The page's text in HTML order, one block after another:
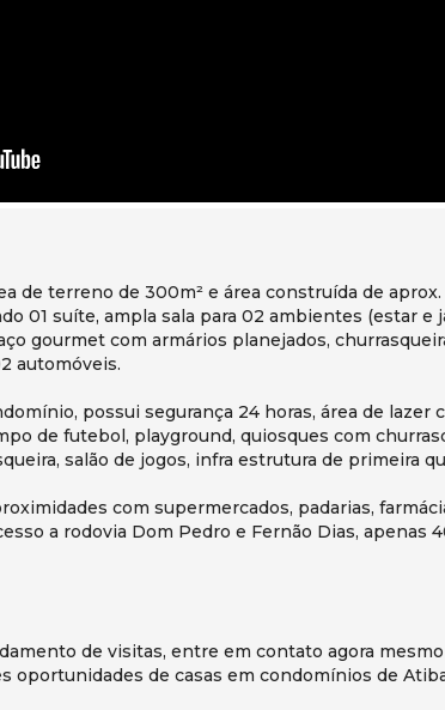
de terreno de 300m² e área construída de aprox.
01 suíte, ampla sala para 02 ambientes (estar e
gourmet com armários planejados,
automóveis.
possui segurança 24 horas, área de lazer
de futebol, playground, quiosques com
salão de jogos, infra estrutura de primeira
com supermercados, padarias,
a rodovia Dom Pedro e Fernão Dias, apenas
de visitas, entre em contato agora
oportunidades de casas em condomínios de